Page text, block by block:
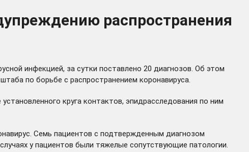
распространения
инфекцией, за сутки поставлено 20 диагнозов. Об этом
по борьбе с распространением коронавируса.
круга контактов, эпидрасследования по ним
Семь пациентов с подтвержденным диагнозом
у пациентов были тяжелые сопутствующие патологии.